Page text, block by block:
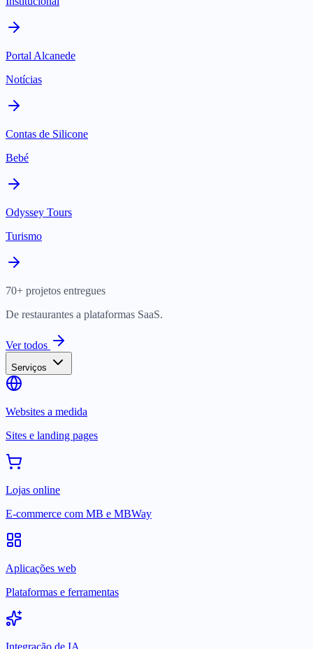
Portal Alcanede
Notícias
Contas de Silicone
Bebé
Odyssey Tours
Turismo
70+ projetos entregues
De restaurantes a plataformas SaaS.
Ver todos
Serviços
Websites a medida
Sites e landing pages
Lojas online
E-commerce com MB e MBWay
Aplicações web
Plataformas e ferramentas
Integração de IA